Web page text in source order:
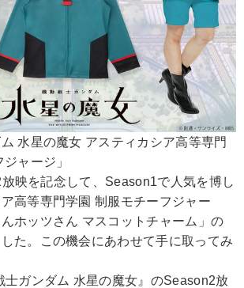
ム 水星の魔女 アスティカシア高等専門
ャージ」
映を記念して、Season1で人気を博し
高等専門学園 制服モチーフジャー
ホッツさん マスコットチャーム」の
た。この機会にあわせて手に取ってみ
士ガンダム 水星の魔女』のSeason2放